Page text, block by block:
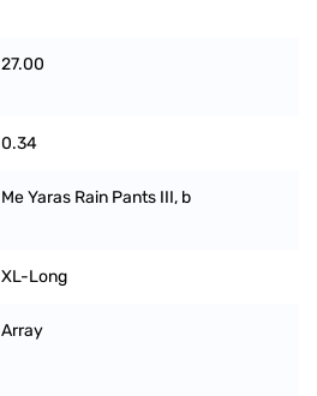
27.00
0.34
Me Yaras Rain Pants III, b
XL-Long
Array